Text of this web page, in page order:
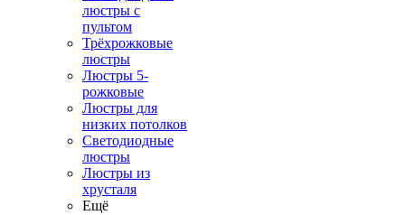
люстры с
пультом
Трёхрожковые
люстры
Люстры 5-
рожковые
Люстры для
низких потолков
Cветодиодные
люстры
Люстры из
хрусталя
Ещё